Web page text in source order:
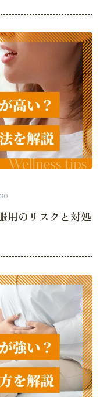
用のリスクと対処